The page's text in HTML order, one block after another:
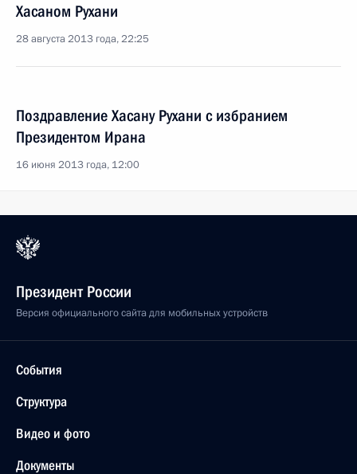
Хасаном Рухани
28 августа 2013 года, 22:25
Поздравление Хасану Рухани с избранием
Президентом Ирана
16 июня 2013 года, 12:00
Президент России
Версия официального сайта для мобильных устройств
События
Структура
Видео и фото
Документы